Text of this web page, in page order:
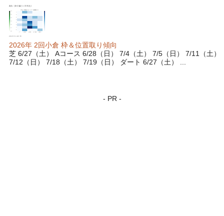
2026年 2回小倉 枠＆位置取り傾向
芝 6/27（土） Aコース 6/28（日） 7/4（土） 7/5（日） 7/11（土）
7/12（日） 7/18（土） 7/19（日） ダート 6/27（土） ...
- PR -